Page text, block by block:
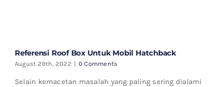
Referensi Roof Box Untuk Mobil Hatchback
August 29th, 2022 | 0 Comments
Selain kemacetan masalah yang paling sering dialami